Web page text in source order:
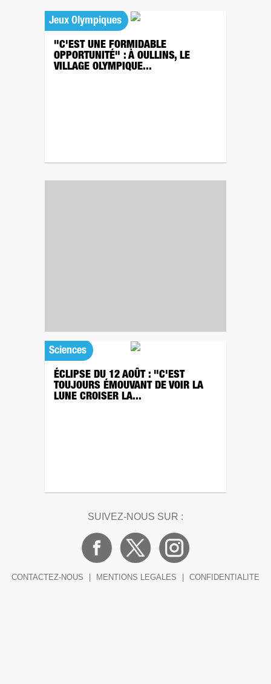
Jeux Olympiques
"C'EST UNE FORMIDABLE
OPPORTUNITÉ" : À OULLINS, LE
VILLAGE OLYMPIQUE...
Sciences
ÉCLIPSE DU 12 AOÛT : "C'EST
TOUJOURS ÉMOUVANT DE VOIR LA
LUNE CROISER LA...
SUIVEZ-NOUS SUR :
CONTACTEZ-NOUS MENTIONS LEGALES CONFIDENTIALITE